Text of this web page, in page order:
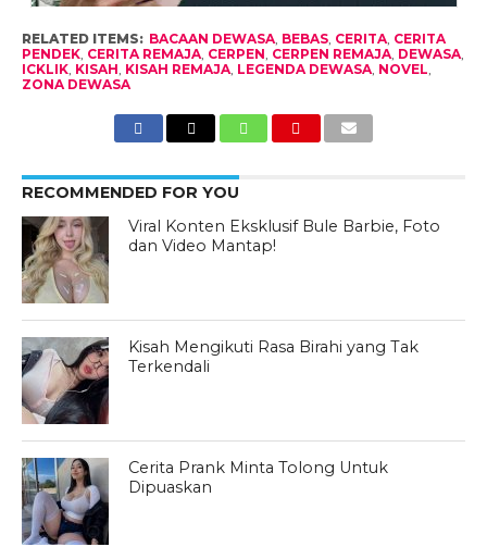
RELATED ITEMS: BACAAN DEWASA, BEBAS, CERITA, CERITA
PENDEK, CERITA REMAJA, CERPEN, CERPEN REMAJA, DEWASA,
ICKLIK, KISAH, KISAH REMAJA, LEGENDA DEWASA, NOVEL,
ZONA DEWASA
RECOMMENDED FOR YOU
Viral Konten Eksklusif Bule Barbie, Foto
dan Video Mantap!
Kisah Mengikuti Rasa Birahi yang Tak
Terkendali
Cerita Prank Minta Tolong Untuk
Dipuaskan